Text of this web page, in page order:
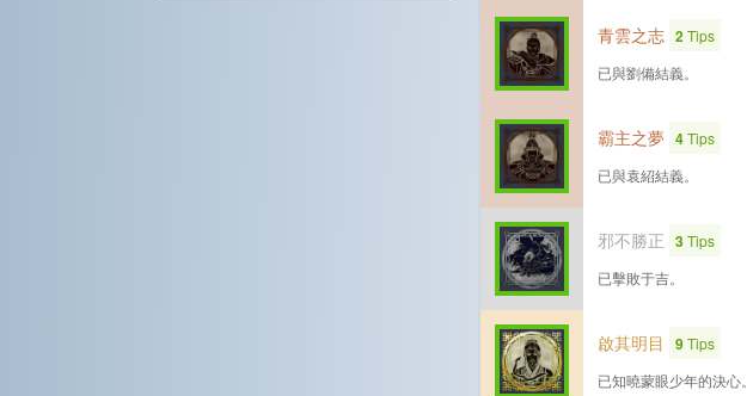
青雲之志 2Tips
已與劉備結義。
霸主之夢 4Tips
已與袁紹結義。
邪不勝正 3Tips
已擊敗于吉。
啟其明目 9Tips
已知曉蒙眼少年的決心。